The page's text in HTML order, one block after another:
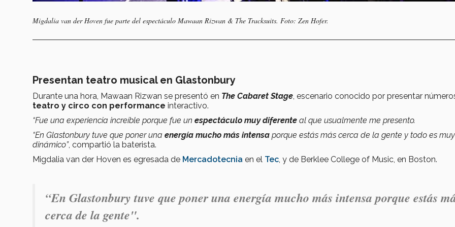
Migdalia van der Hoven fue parte del espectáculo Mawaan Rizwan & The Tracksuits. Foto: Zen Hofer.
Presentan teatro musical en Glastonbury
Durante una hora, Mawaan Rizwan se presentó en The Cabaret Stage, escenario conocido por presentar
teatro y circo con performance interactivo.
“Fue una experiencia increíble porque fue un espectáculo muy diferente al que usualmente me presento.
“En Glastonbury tuve que poner una energía mucho más intensa porque estás más cerca de la gente y todo es muy
dinámico”, compartió la baterista.
Migdalia van der Hoven es egresada de Mercadotecnia en el Tec, y de Berklee College of Music, en Boston.
“En Glastonbury tuve que poner una energía mucho más intensa porque estás
cerca de la gente".